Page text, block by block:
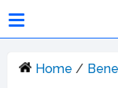
Home /